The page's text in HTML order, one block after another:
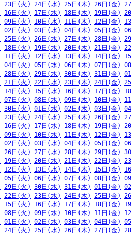
23日(火) 24日(水) 25日(木) 26日(金)
16日(火) 17日(水) 18日(木) 19日(金)
09日(火) 10日(水) 11日(木) 12日(金)
02日(火) 03日(水) 04日(木) 05日(金)
25日(火) 26日(水) 27日(木) 28日(金)
18日(火) 19日(水) 20日(木) 21日(金)
11日(火) 12日(水) 13日(木) 14日(金)
04日(火) 05日(水) 06日(木) 07日(金)
28日(火) 29日(水) 30日(木) 31日(金)
21日(火) 22日(水) 23日(木) 24日(金)
14日(火) 15日(水) 16日(木) 17日(金)
07日(火) 08日(水) 09日(木) 10日(金)
30日(火) 01日(水) 02日(木) 03日(金)
23日(火) 24日(水) 25日(木) 26日(金)
16日(火) 17日(水) 18日(木) 19日(金)
09日(火) 10日(水) 11日(木) 12日(金)
02日(火) 03日(水) 04日(木) 05日(金)
26日(火) 27日(水) 28日(木) 29日(金)
19日(火) 20日(水) 21日(木) 22日(金)
12日(火) 13日(水) 14日(木) 15日(金)
05日(火) 06日(水) 07日(木) 08日(金)
29日(火) 30日(水) 31日(木) 01日(金)
22日(火) 23日(水) 24日(木) 25日(金)
15日(火) 16日(水) 17日(木) 18日(金)
08日(火) 09日(水) 10日(木) 11日(金)
01日(火) 02日(水) 03日(木) 04日(金)
24日(火) 25日(水) 26日(木) 27日(金)